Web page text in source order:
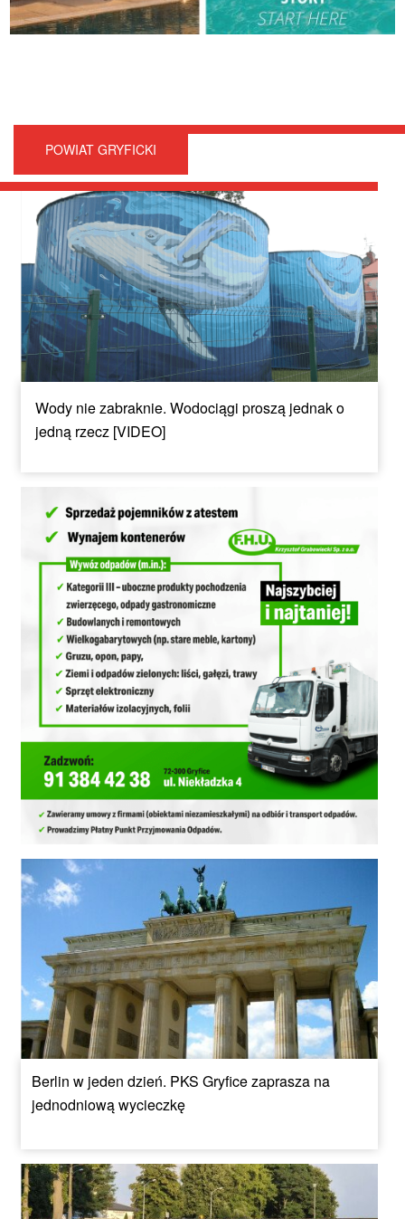
POWIAT GRYFICKI
Wody nie zabraknie. Wodociągi proszą jednak o
jedną rzecz [VIDEO]
Berlin w jeden dzień. PKS Gryfice zaprasza na
jednodniową wycieczkę